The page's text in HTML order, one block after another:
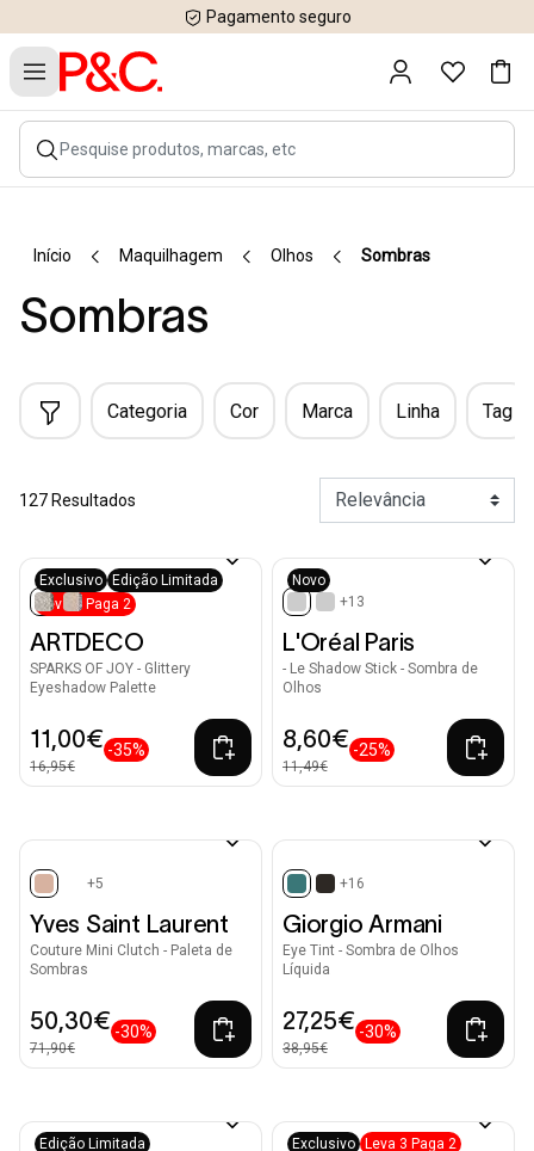
Pagamento seguro
Início Maquilhagem Olhos Sombras
Sombras
Categoria Cor Marca Linha Tag
127 Resultados
Exclusivo
Edição Limitada
Leva 3 Paga 2
selected
+1
ARTDECO
SPARKS OF JOY - Glittery
Eyeshadow Palette
11,00€
16,95€
-35%
Novo
selected
+13
L'Oréal Paris
- Le Shadow Stick - Sombra de
Olhos
8,60€
11,49€
-25%
selected
+5
Yves Saint Laurent
Couture Mini Clutch - Paleta de
Sombras
50,30€
71,90€
-30%
selected
+16
Giorgio Armani
Eye Tint - Sombra de Olhos
Líquida
27,25€
38,95€
-30%
Edição Limitada Exclusivo Leva 3 Paga 2